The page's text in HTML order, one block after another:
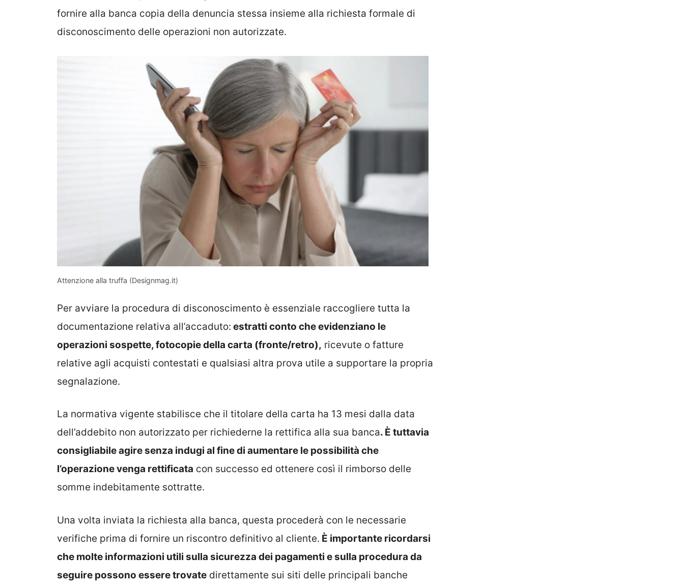
fornire alla banca copia della denuncia stessa insieme alla richiesta formale di
disconoscimento delle operazioni non autorizzate.
Attenzione alla truffa (Designmag.it)
Per avviare la procedura di disconoscimento è essenziale raccogliere tutta la
documentazione relativa all’accaduto: estratti conto che evidenziano le
operazioni sospette, fotocopie della carta (fronte/retro), ricevute o fatture
relative agli acquisti contestati e qualsiasi altra prova utile a supportare la propria
segnalazione.
La normativa vigente stabilisce che il titolare della carta ha 13 mesi dalla data
dell’addebito non autorizzato per richiederne la rettifica alla sua banca. È tuttavia
consigliabile agire senza indugi al fine di aumentare le possibilità che
l’operazione venga rettificata con successo ed ottenere così il rimborso delle
somme indebitamente sottratte.
Una volta inviata la richiesta alla banca, questa procederà con le necessarie
verifiche prima di fornire un riscontro definitivo al cliente. È importante ricordarsi
che molte informazioni utili sulla sicurezza dei pagamenti e sulla procedura da
seguire possono essere trovate direttamente sui siti delle principali banche